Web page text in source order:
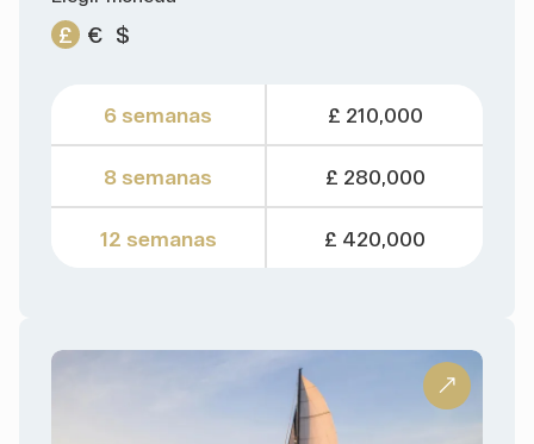
£ € $
6 semanas
8 semanas
12 semanas
£ 210,000
£ 280,000
£ 420,000